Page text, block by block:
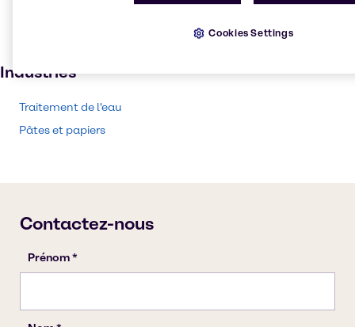
Traitement des textiles
Industries
Traitement de l'eau
Pâtes et papiers
Cookies Settings